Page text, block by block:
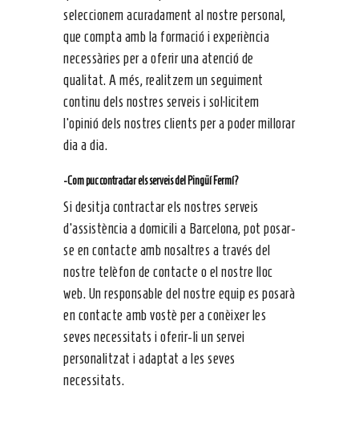
seleccionem acuradament al nostre personal,
que compta amb la formació i experiència
necessàries per a oferir una atenció de
qualitat. A més, realitzem un seguiment
continu dels nostres serveis i sol·licitem
l’opinió dels nostres clients per a poder millorar
dia a dia.
-Com puc contractar els serveis del Pingüí Fermí?
Si desitja contractar els nostres serveis
d’assistència a domicili a Barcelona, pot posar-
se en contacte amb nosaltres a través del
nostre telèfon de contacte o el nostre lloc
web. Un responsable del nostre equip es posarà
en contacte amb vostè per a conèixer les
seves necessitats i oferir-li un servei
personalitzat i adaptat a les seves
necessitats.